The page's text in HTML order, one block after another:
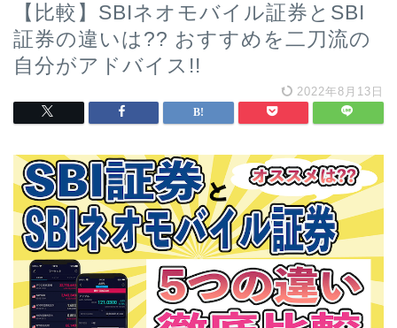
【比較】SBIネオモバイル証券とSBI
証券の違いは?? おすすめを二刀流の
自分がアドバイス!!
2022年8月13日